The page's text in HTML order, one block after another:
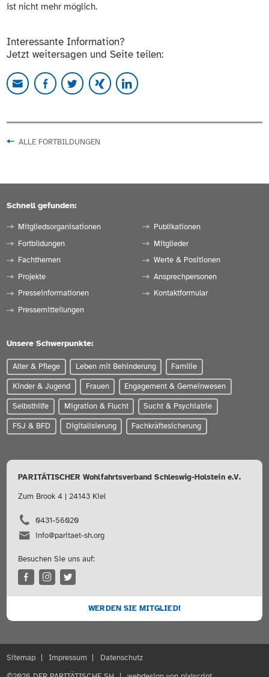
ist nicht mehr möglich.
Interessante Information?
Jetzt weitersagen und Seite teilen:
ALLE FORTBILDUNGEN
Schnell gefunden:
Mitgliedsorganisationen
Fortbildungen
Fachthemen
Projekte
Presseinformationen
Pressemitteilungen
Publikationen
Mitglieder
Werte & Positionen
Ansprechpersonen
Kontaktformular
Unsere Schwerpunkte:
Alter & Pflege Leben mit Behinderung Familie
Kinder & Jugend Frauen Engagement & Gemeinwesen
Selbsthilfe Migration & Flucht Sucht & Psychiatrie
FSJ & BFD Digitalisierung Fachkräftesicherung
PARITÄTISCHER Wohlfahrtsverband Schleswig-Holstein e.V.
Zum Brook 4 | 24143 Kiel
0431-56020
info@paritaet-sh.org
Besuchen Sie uns auf:
WERDEN SIE MITGLIED!
Sitemap Impressum
Datenschutz